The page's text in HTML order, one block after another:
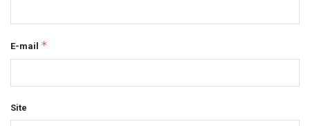
E-mail *
Site